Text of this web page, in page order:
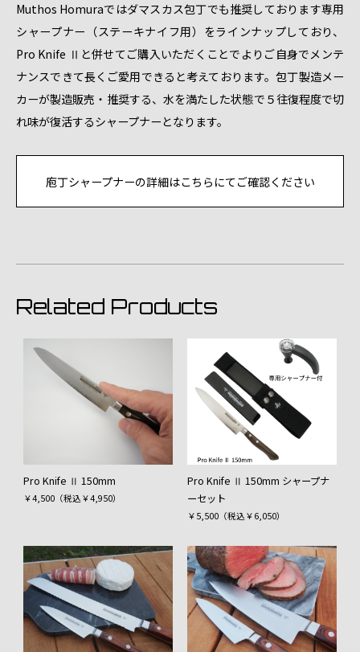
Muthos Homuraではダマスカス包丁でも推奨しております専用
シャープナー（ステーキナイフ用）をラインナップしており、
Pro Knife Ⅱと併せてご購入いただくことでよりご自身でメンテ
ナンスできて長くご愛用できると考えております。包丁製造メー
カーが製造販売・推奨する、水を満たした状態で５往復程度で切
れ味が復活するシャープナーとなります。
庖丁シャープナーの詳細はこちらにてご確認ください
Related Products
Pro Knife Ⅱ 150mm
￥4,500（税込￥4,950）
Pro Knife Ⅱ 150mm シャープナ
ーセット
￥5,500（税込￥6,050）